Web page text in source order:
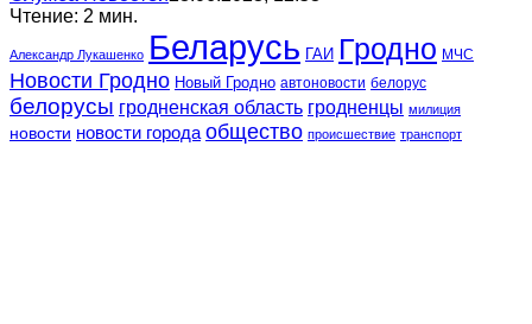
Чтение: 2 мин.
Александр Лукашенко Беларусь ГАИ Гродно МЧС
Новости Гродно Новый Гродно автоновости белорус
белорусы гродненская область гродненцы милиция
новости новости города общество происшествие транспорт